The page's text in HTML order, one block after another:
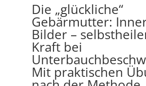
Die „glückliche“
Gebärmutter:
Bilder –
Kraft bei
Mit praktischen